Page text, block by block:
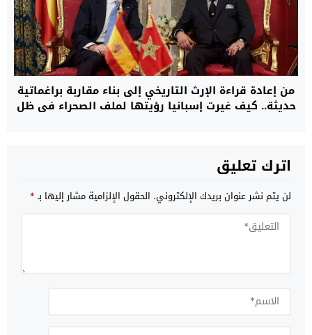
من إعادة قراءة الإرث التاريخي إلى بناء مقاربة براغماتية
حديثة.. كيف غيرت إسبانيا رؤيتها لملف الصحراء في ظل
اترك تعليق
لن يتم نشر عنوان بريدك الإلكتروني. الحقول الإلزامية مشار إليها بـ*